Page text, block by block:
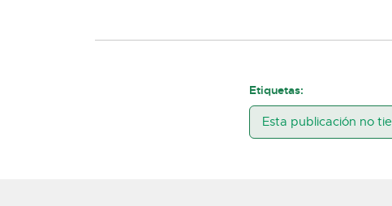
Etiquetas:
Esta publicación no